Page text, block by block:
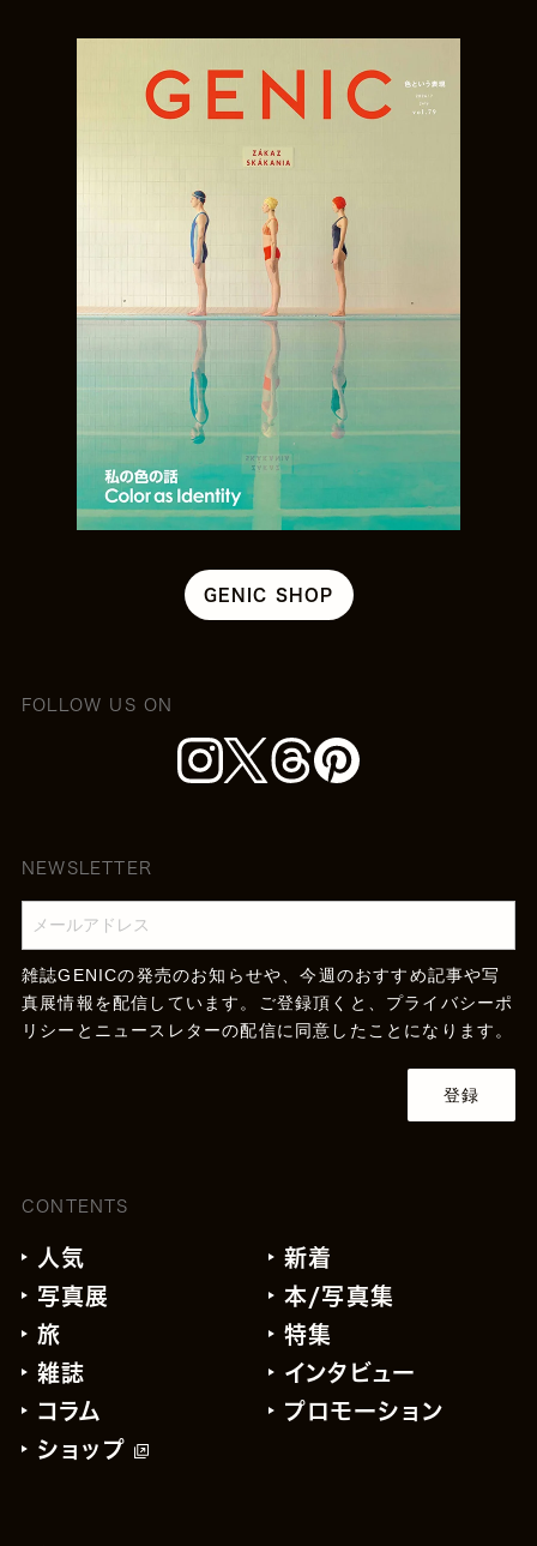
GENIC SHOP
FOLLOW US ON
NEWSLETTER
雑誌GENICの発売のお知らせや、今週のおすすめ記事や写
真展情報を配信しています。ご登録頂くと、 プライバシーポ
リシー とニュースレターの配信に同意したことになります。
登録
CONTENTS
人気
新着
写真展
本/写真集
旅
特集
雑誌
インタビュー
コラム
プロモーション
ショップ